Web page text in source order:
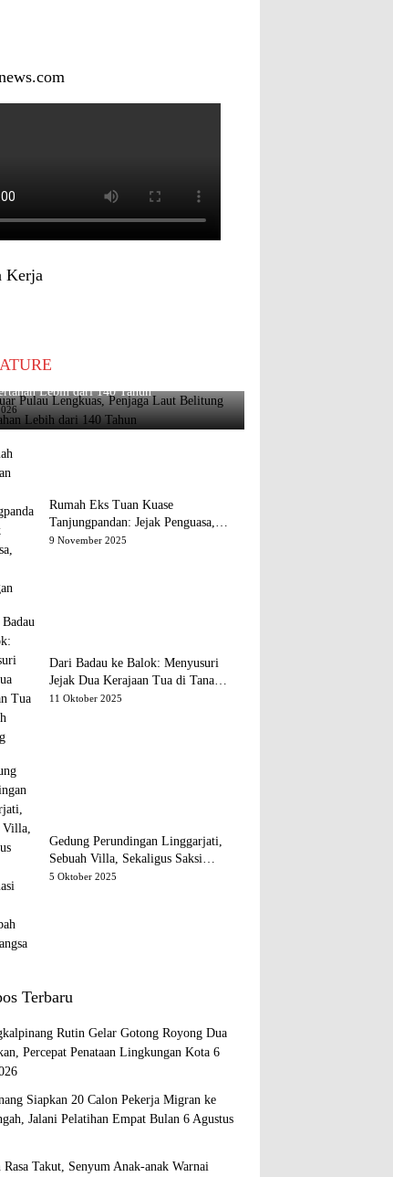
Kerja
Pulau Lengkuas, Penjaga Laut Belitung
Lebih dari 140 Tahun
Rumah Eks Tuan Kuase
Tanjungpandan: Jejak Penguasa,
Jejak Kenangan
9 November 2025
Dari Badau ke Balok: Menyusuri
Jejak Dua Kerajaan Tua di Tanah
Belitung
11 Oktober 2025
Gedung Perundingan Linggarjati,
Sebuah Villa, Sekaligus Saksi
Diplomasi yang Mengubah Arah
5 Oktober 2025
Terbaru
Rutin Gelar Gotong Royong Dua
Percepat Penataan Lingkungan Kota 6
Siapkan 20 Calon Pekerja Migran ke
Jalani Pelatihan Empat Bulan 6 Agustus
Takut, Senyum Anak-anak Warnai